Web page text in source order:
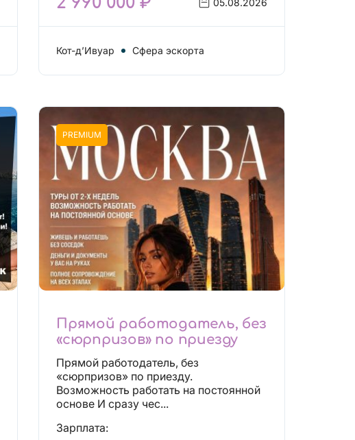
Кот-д’Ивуар Сфера эскорта
PREMIUM
Прямой работодатель, без
«сюрпризов» по приезду
Прямой работодатель, без
«сюрпризов» по приезду.
Возможность работать на постоянной
основе И сразу чес...
Зарплата: